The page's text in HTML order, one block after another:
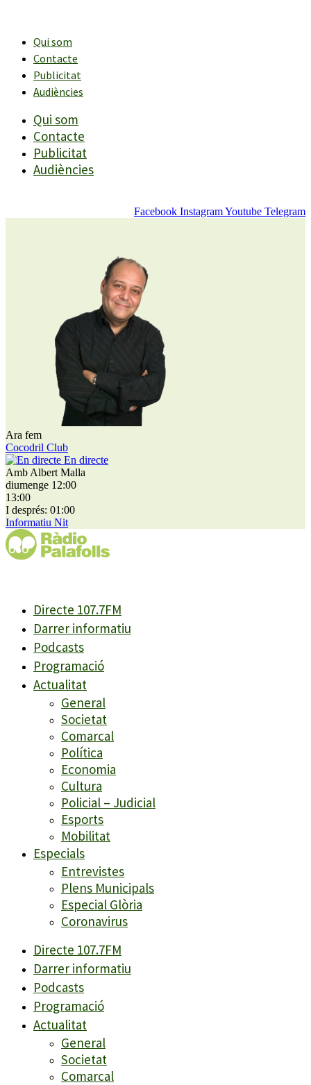
contingutQui som
Contacte
Publicitat
Audiències
Qui som
Contacte
Publicitat
Audiències
Facebook InstagramYoutube Telegram
Ara fem
Cocodril Club
En directe
Amb Albert Malla
diumenge 12:00
13:00
I després: 01:00
Informatiu Nit
Directe 107.7FM
Darrer informatiu
Podcasts
Programació
Actualitat
General
Societat
Comarcal
Política
Economia
Cultura
Policial – Judicial
Esports
Mobilitat
Especials
Entrevistes
Plens Municipals
Especial Glòria
Coronavirus
Directe 107.7FM
Darrer informatiu
Podcasts
Programació
Actualitat
General
Societat
Comarcal